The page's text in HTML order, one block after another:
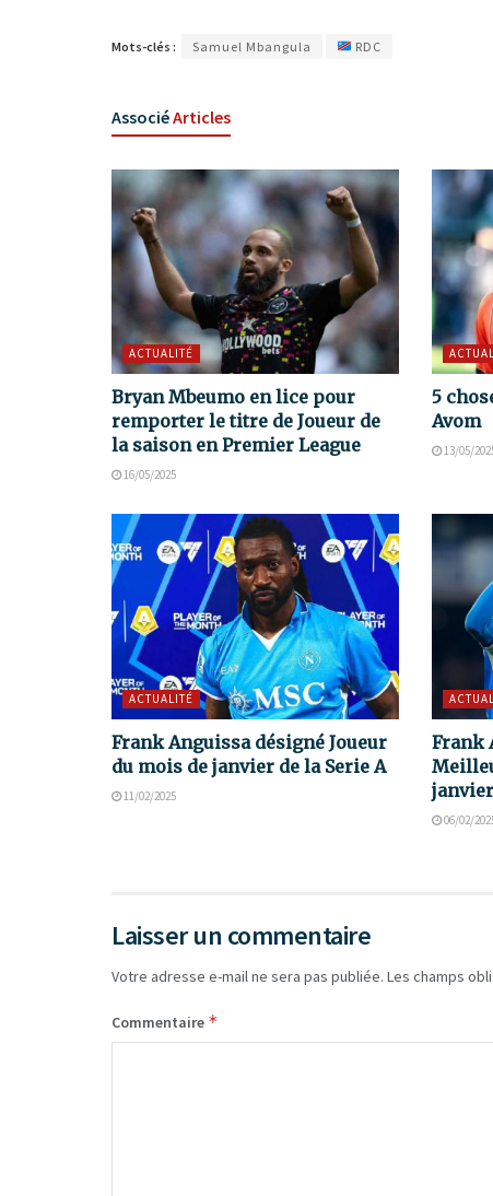
Mots-clés : Samuel Mbangula RDC
AssociéArticles
ACTUALITÉ
Bryan Mbeumo en lice pour
remporter le titre de Joueur de
la saison en Premier League
16/05/2025
5
Avom
13/05/
ACTUALITÉ
Frank Anguissa désigné Joueur
du mois de janvier de la Serie A
11/02/2025
Frank
06/02/
Laisser un commentaire
Votre adresse e-mail ne sera pas publiée. Les champs
Commentaire *